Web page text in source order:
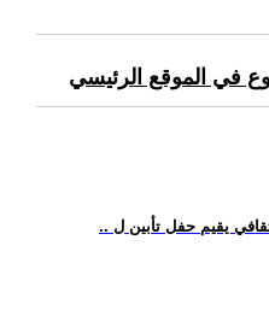
في الموقع الرئيسي
يقيم حفل تأبين ل